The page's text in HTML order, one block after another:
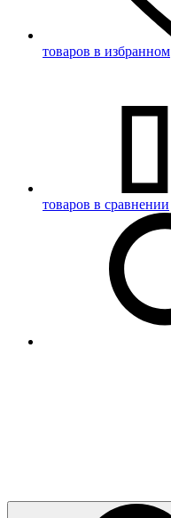
товаров в избранном
товаров в сравнении